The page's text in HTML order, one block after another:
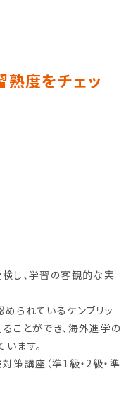
熟度をチェッ
し、学習の客観的な実
られているケンブリッ
ことができ、海外進学の
ます。
策講座（準1級・2級・準